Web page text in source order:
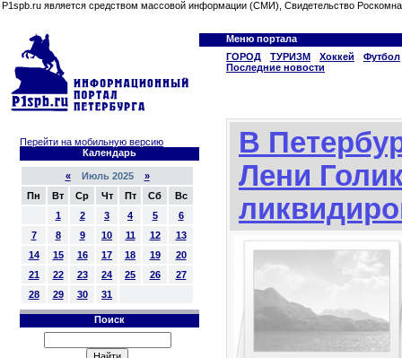
P1spb.ru является средством массовой информации (СМИ), Свидетельство
Меню портала
ГОРОД
ТУРИЗМ Хоккей
Футбол
Последние новости
Перейти на мобильную версию
Календарь
«Июль 2025 »
Пн
Вт Ср Чт Пт Сб
Вс
1
2 3 4 5
6
7
8 9 10 11 12
13
14
15 16 17 18 19
20
21
22 23 24 25 26
27
28
29 30 31
Поиск
В
Лени